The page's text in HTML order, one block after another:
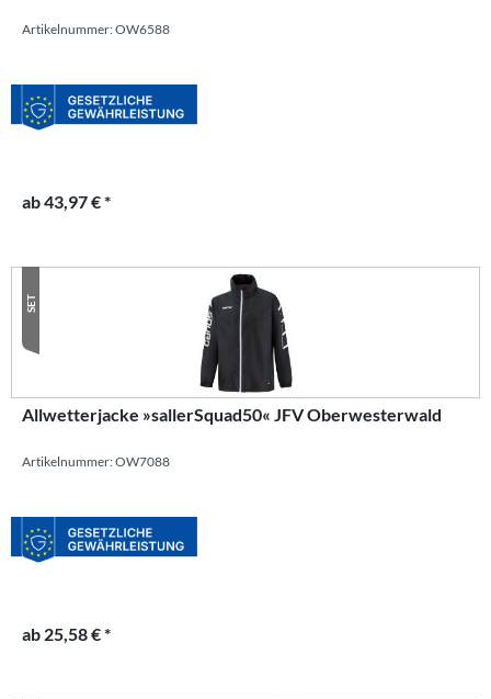
Artikelnummer: OW6588
ab 43,97 € *
SET
Allwetterjacke »sallerSquad50« JFV Oberwesterwald
Artikelnummer: OW7088
ab 25,58 € *